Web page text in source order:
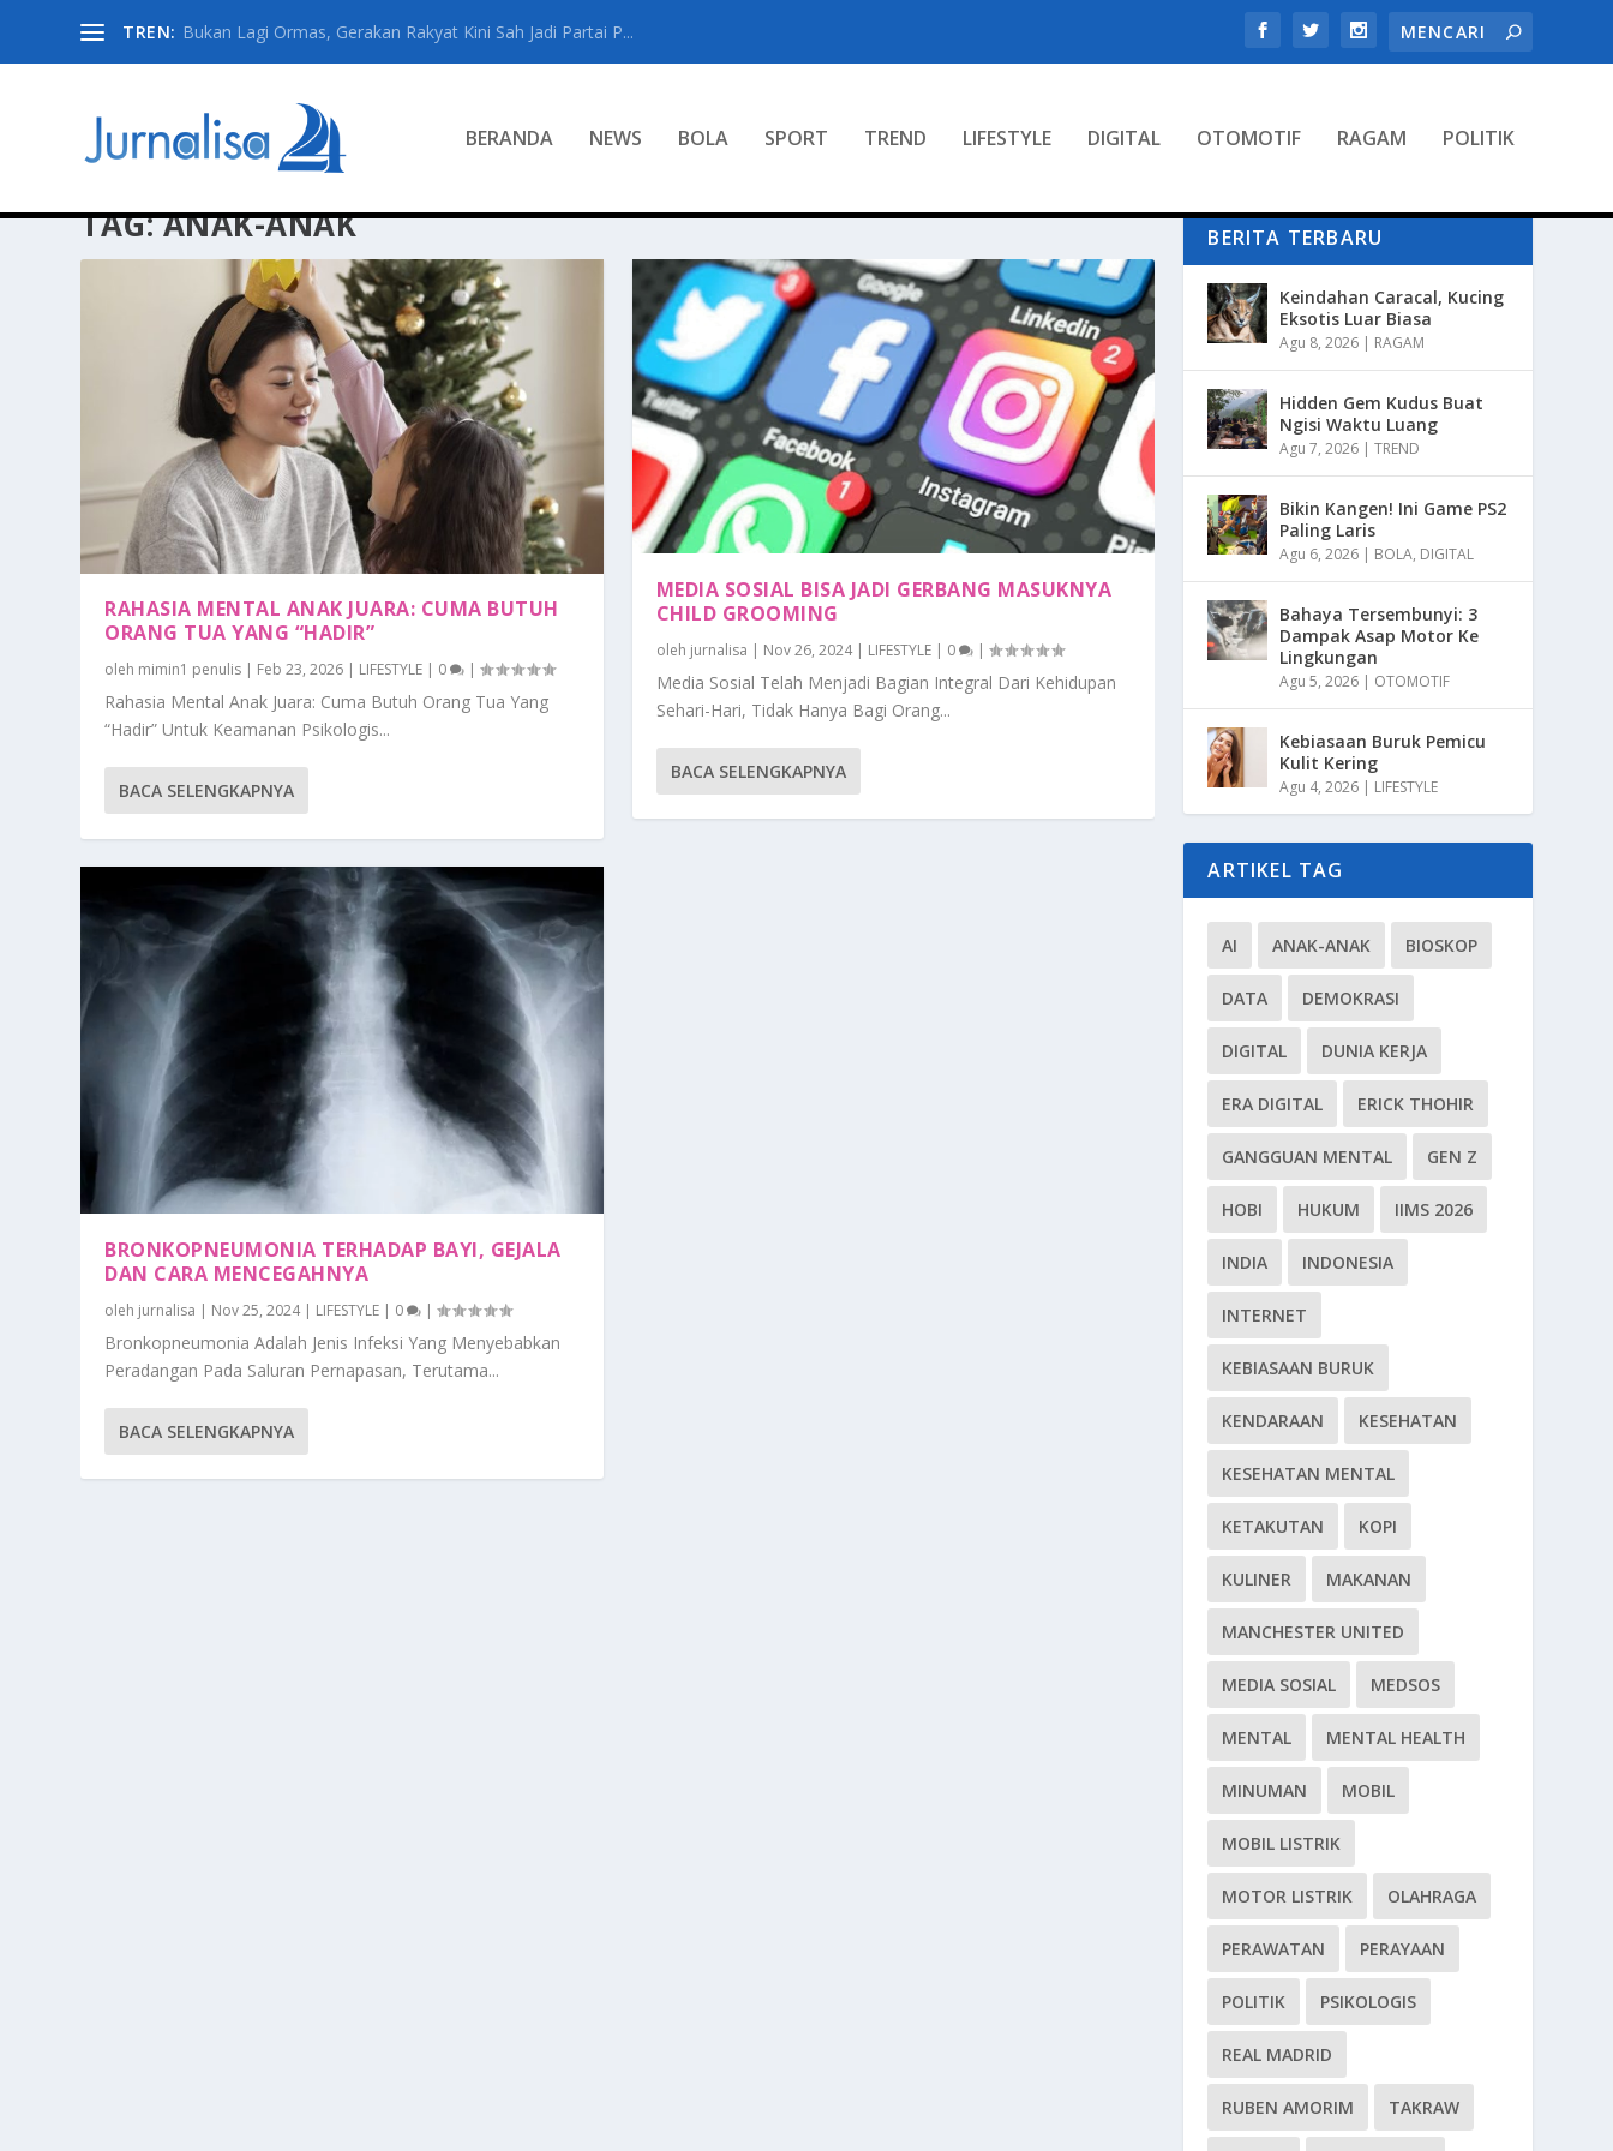
TREN: Bukan Lagi Ormas, Gerakan Rakyat Kini Sah Jadi Partai P...
BERANDA NEWS BOLA SPORT TREND LIFESTYLE DIGITAL OTOMOTIF RAGAM POLITIK
TAG:ANAK-ANAK
RAHASIA MENTAL ANAK JUARA: CUMA BUTUH
ORANG TUA YANG “HADIR”
oleh mimin1 penulis Feb 23, 2026 LIFESTYLE 0 |
Rahasia Mental Anak Juara: Cuma Butuh Orang Tua Yang
“Hadir” Untuk Keamanan Psikologis...
BACA SELENGKAPNYA
BRONKOPNEUMONIA TERHADAP BAYI, GEJALA
DAN CARA MENCEGAHNYA
oleh jurnalisa | Nov 25, 2024| LIFESTYLE | 0 |
Bronkopneumonia Adalah Jenis Infeksi Yang Menyebabkan
Peradangan Pada Saluran Pernapasan, Terutama...
BACA SELENGKAPNYA
MEDIA SOSIAL BISA JADI GERBANG MASUKNYA
CHILD GROOMING
oleh jurnalisa | Nov 26, 2024| LIFESTYLE| 0 |
Media Sosial Telah Menjadi Bagian Integral Dari Kehidupan
Sehari-Hari, Tidak Hanya Bagi Orang...
BACA SELENGKAPNYA
BERITA TERBARU
Keindahan Caracal, Kucing
Eksotis Luar Biasa
Agu 8, 2026 | RAGAM
Hidden Gem Kudus Buat
Ngisi Waktu Luang
Agu 7, 2026 |TREND
Bikin Kangen! Ini Game PS2
Paling Laris
Agu 6, 2026 | BOLA, DIGITAL
Bahaya Tersembunyi: 3
Dampak Asap Motor Ke
Lingkungan
Agu 5, 2026 | OTOMOTIF
Kebiasaan Buruk Pemicu
Kulit Kering
Agu 4, 2026 | LIFESTYLE
ARTIKEL TAG
AI ANAK-ANAK BIOSKOP
DATA DEMOKRASI
DIGITAL DUNIA KERJA
ERA DIGITAL ERICK THOHIR
GANGGUAN MENTAL GEN Z
HOBI HUKUM IIMS 2026
INDIA INDONESIA
INTERNET
KEBIASAAN BURUK
KENDARAAN KESEHATAN
KESEHATAN MENTAL
KETAKUTAN KOPI
KULINER MAKANAN
MANCHESTER UNITED
MEDIA SOSIAL MEDSOS
MENTAL MENTAL HEALTH
MINUMAN MOBIL
MOBIL LISTRIK
MOTOR LISTRIK OLAHRAGA
PERAWATAN PERAYAAN
POLITIK PSIKOLOGIS
REAL MADRID
RUBEN AMORIM TAKRAW